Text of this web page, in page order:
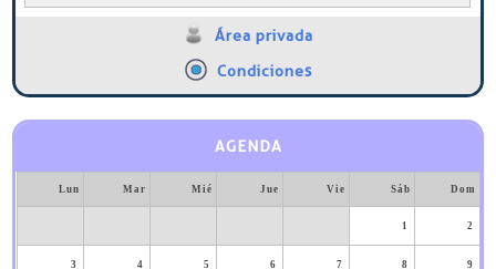
Área privada
Condiciones
AGENDA
Lun Mar Mié Jue Vie Sáb Dom
1 2
3 4 5 6 7 8 9